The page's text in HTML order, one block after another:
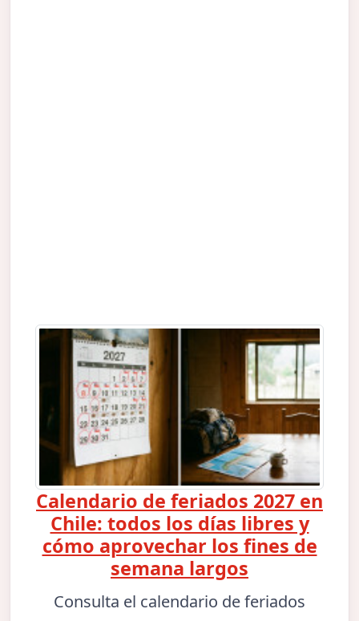
Calendario de feriados 2027 en
Chile: todos los días libres y
cómo aprovechar los fines de
semana largos
Consulta el calendario de feriados